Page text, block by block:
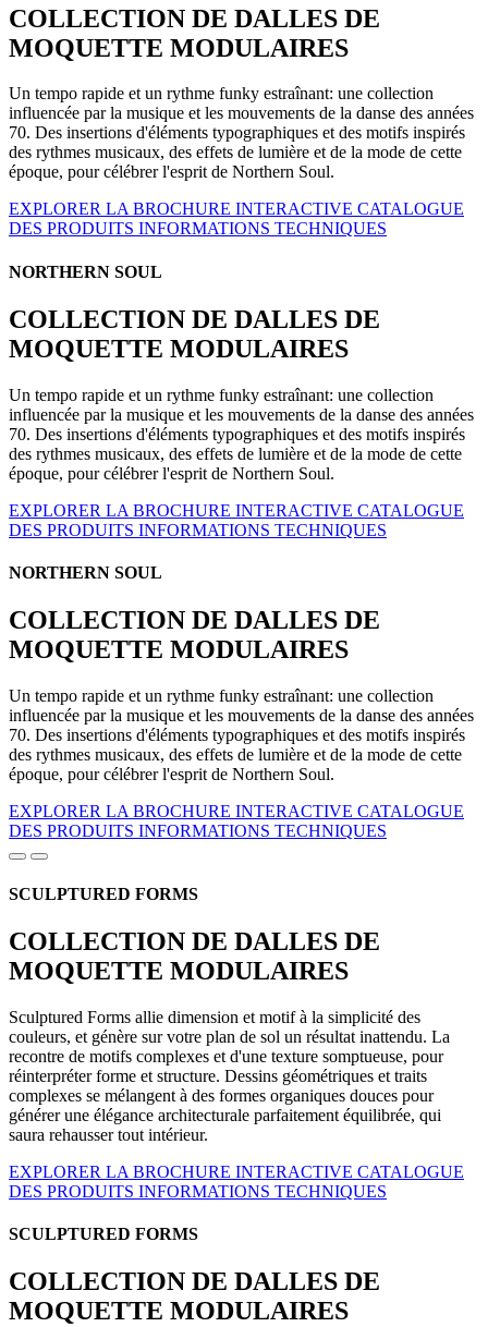
COLLECTION DE DALLES DE
MOQUETTE MODULAIRES
Un tempo rapide et un rythme funky estraînant: une collection
influencée par la musique et les mouvements de la danse des années
70. Des insertions d'éléments typographiques et des motifs inspirés
des rythmes musicaux, des effets de lumière et de la mode de cette
époque, pour célébrer l'esprit de Northern Soul.
EXPLORER LA BROCHURE INTERACTIVE CATALOGUE
DES PRODUITS INFORMATIONS TECHNIQUES
NORTHERN SOUL
COLLECTION DE DALLES DE
MOQUETTE MODULAIRES
Un tempo rapide et un rythme funky estraînant: une collection
influencée par la musique et les mouvements de la danse des années
70. Des insertions d'éléments typographiques et des motifs inspirés
des rythmes musicaux, des effets de lumière et de la mode de cette
époque, pour célébrer l'esprit de Northern Soul.
EXPLORER LA BROCHURE INTERACTIVE CATALOGUE
DES PRODUITS INFORMATIONS TECHNIQUES
NORTHERN SOUL
COLLECTION DE DALLES DE
MOQUETTE MODULAIRES
Un tempo rapide et un rythme funky estraînant: une collection
influencée par la musique et les mouvements de la danse des années
70. Des insertions d'éléments typographiques et des motifs inspirés
des rythmes musicaux, des effets de lumière et de la mode de cette
époque, pour célébrer l'esprit de Northern Soul.
EXPLORER LA BROCHURE INTERACTIVE CATALOGUE
DES PRODUITS INFORMATIONS TECHNIQUES
SCULPTURED FORMS
COLLECTION DE DALLES DE
MOQUETTE MODULAIRES
Sculptured Forms allie dimension et motif à la simplicité des
couleurs, et génère sur votre plan de sol un résultat inattendu. La
recontre de motifs complexes et d'une texture somptueuse, pour
réinterpréter forme et structure. Dessins géométriques et traits
complexes se mélangent à des formes organiques douces pour
générer une élégance architecturale parfaitement équilibrée, qui
saura rehausser tout intérieur.
EXPLORER LA BROCHURE INTERACTIVE CATALOGUE
DES PRODUITS INFORMATIONS TECHNIQUES
SCULPTURED FORMS
COLLECTION DE DALLES DE
MOQUETTE MODULAIRES